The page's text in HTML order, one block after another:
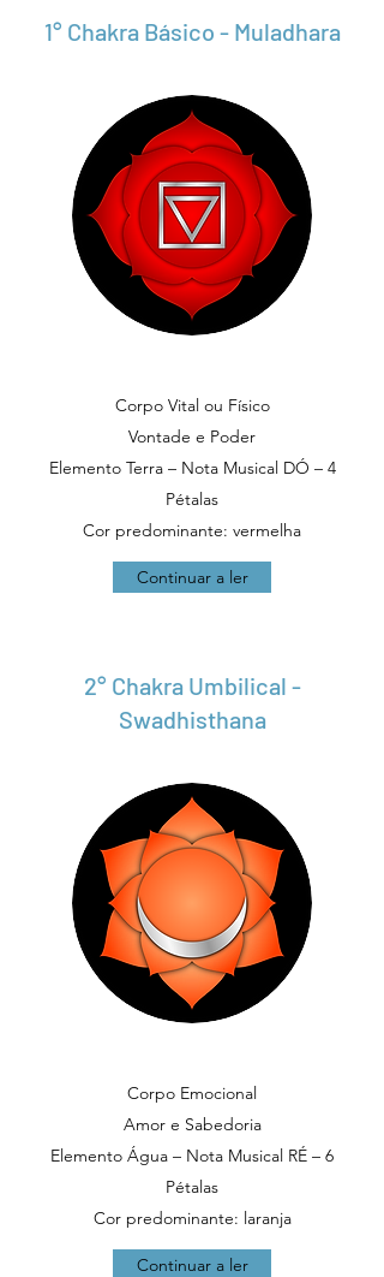
1° Chakra Básico - Muladhara
Corpo Vital ou Físico
Vontade e Poder
Elemento Terra – Nota Musical DÓ – 4
Pétalas
Cor predominante: vermelha
Continuar a ler
2° Chakra Umbilical -
Swadhisthana
Corpo Emocional
Amor e Sabedoria
Elemento Água – Nota Musical RÉ – 6
Pétalas
Cor predominante: laranja
Continuar a ler